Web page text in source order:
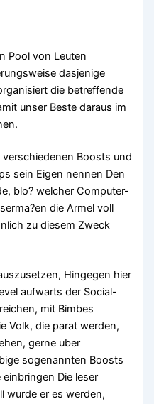
Pool von Leuten
dasjenige
die betreffende
unser Beste daraus im
Boosts und
sein Eigen nennen Den
blo? welcher Computer-
die Armel voll
zu diesem Zweck
Hingegen hier
aufwarts der Social-
mit Bimbes
Volk, die parat werden,
gerne uber
sogenannten Boosts
Die leser
wurde er es werden,